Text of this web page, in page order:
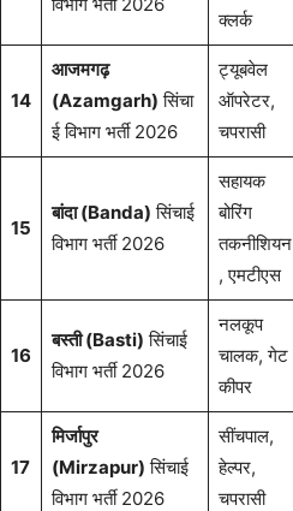
क्लर्क
14
आजमगढ़
(Azamgarh) सिंचा
ई विभाग भर्ती 2026
ट्यूबवेल
ऑपरेटर,
चपरासी
15
बांदा (Banda) सिंचाई
विभाग भर्ती 2026
सहायक
बोरिंग
तकनीशियन
, एमटीएस
16
बस्ती (Basti) सिंचाई
विभाग भर्ती 2026
नलकूप
चालक, गेट
कीपर
17
मिर्जापुर
(Mirzapur) सिंचाई
विभाग भर्ती 2026
सींचपाल,
हेल्पर,
चपरासी